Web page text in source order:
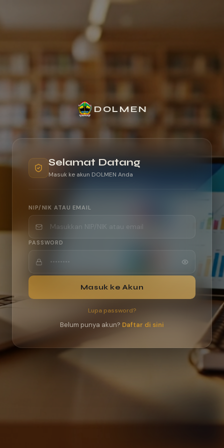
DOLMEN
Selamat Datang
Masuk ke akun DOLMEN Anda
NIP/NIK ATAU EMAIL
PASSWORD
Masuk ke Akun
Lupa password?
Belum punya akun? Daftar di sini